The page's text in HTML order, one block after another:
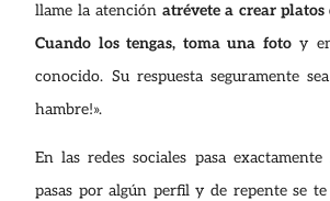
llame la atenciónatrévete a crear platos
Cuando los tengas, toma una fotoy
conocido. Su respuesta seguramente
hambre!».
En las redes sociales pasa
pasas por algún perfil y de repente se